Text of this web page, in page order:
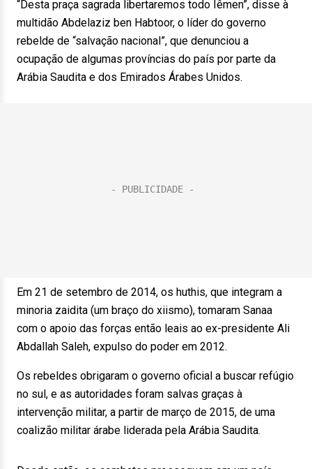
“Desta praça sagrada libertaremos todo Iêmen”, disse à
multidão Abdelaziz ben Habtoor, o líder do governo
rebelde de “salvação nacional”, que denunciou a
ocupação de algumas províncias do país por parte da
Arábia Saudita e dos Emirados Árabes Unidos.
Em 21 de setembro de 2014, os huthis, que integram a
minoria zaidita (um braço do xiismo), tomaram Sanaa
com o apoio das forças então leais ao ex-presidente Ali
Abdallah Saleh, expulso do poder em 2012.
Os rebeldes obrigaram o governo oficial a buscar refúgio
no sul, e as autoridades foram salvas graças à
intervenção militar, a partir de março de 2015, de uma
coalizão militar árabe liderada pela Arábia Saudita.